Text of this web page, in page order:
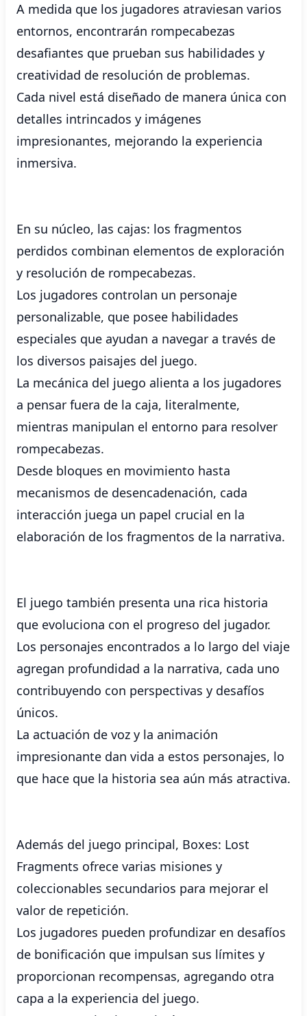
A medida que los jugadores atraviesan varios
entornos, encontrarán rompecabezas
desafiantes que prueban sus habilidades y
creatividad de resolución de problemas.
Cada nivel está diseñado de manera única con
detalles intrincados y imágenes
impresionantes, mejorando la experiencia
inmersiva.
En su núcleo, las cajas: los fragmentos
perdidos combinan elementos de exploración
y resolución de rompecabezas.
Los jugadores controlan un personaje
personalizable, que posee habilidades
especiales que ayudan a navegar a través de
los diversos paisajes del juego.
La mecánica del juego alienta a los jugadores
a pensar fuera de la caja, literalmente,
mientras manipulan el entorno para resolver
rompecabezas.
Desde bloques en movimiento hasta
mecanismos de desencadenación, cada
interacción juega un papel crucial en la
elaboración de los fragmentos de la narrativa.
El juego también presenta una rica historia
que evoluciona con el progreso del jugador.
Los personajes encontrados a lo largo del viaje
agregan profundidad a la narrativa, cada uno
contribuyendo con perspectivas y desafíos
únicos.
La actuación de voz y la animación
impresionante dan vida a estos personajes, lo
que hace que la historia sea aún más atractiva.
Además del juego principal, Boxes: Lost
Fragments ofrece varias misiones y
coleccionables secundarios para mejorar el
valor de repetición.
Los jugadores pueden profundizar en desafíos
de bonificación que impulsan sus límites y
proporcionan recompensas, agregando otra
capa a la experiencia del juego.